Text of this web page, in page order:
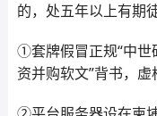
的，处五年以上有期
①套牌假冒正规“中世
资并购软文”背书，虚